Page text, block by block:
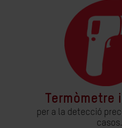
Termòmetre
per a la detecció
casos.